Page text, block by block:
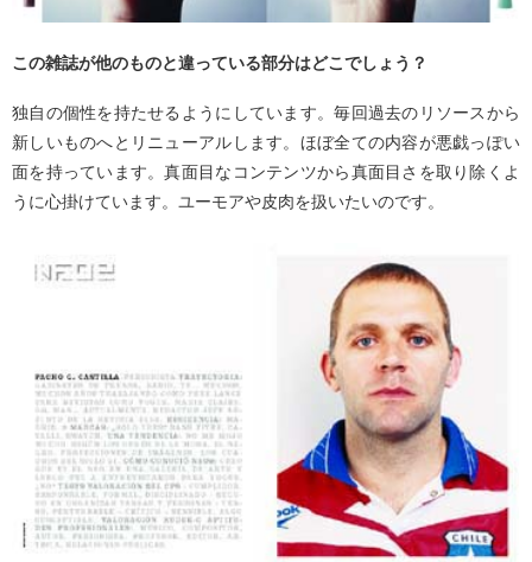
この雑誌が他のものと違っている部分はどこでしょう？
独自の個性を持たせるようにしています。毎回過去のリソースから
新しいものへとリニューアルします。ほぼ全ての内容が悪戯っぽい
面を持っています。真面目なコンテンツから真面目さを取り除くよ
うに心掛けています。ユーモアや皮肉を扱いたいのです。